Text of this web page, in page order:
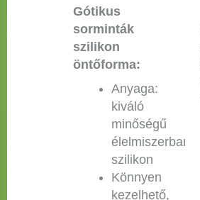
Gótikus
sorminták
szilikon
öntőforma:
Anyaga:
kiváló
minőségű
élelmiszerbarát
szilikon
Könnyen
kezelhető,